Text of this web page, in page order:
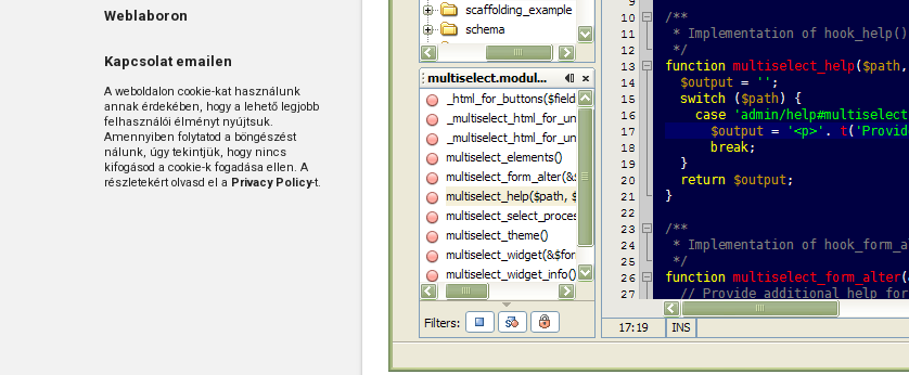
Weblaboron
Kapcsolat emailen
A weboldalon cookie-kat használunk
annak érdekében, hogy a lehető legjobb
felhasználói élményt nyújtsuk.
Amennyiben folytatod a böngészést
nálunk, úgy tekintjük, hogy nincs
kifogásod a cookie-k fogadása ellen. A
részletekért olvasd el a Privacy Policy-t.